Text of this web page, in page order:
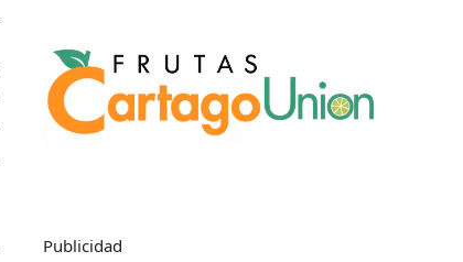
Publicidad